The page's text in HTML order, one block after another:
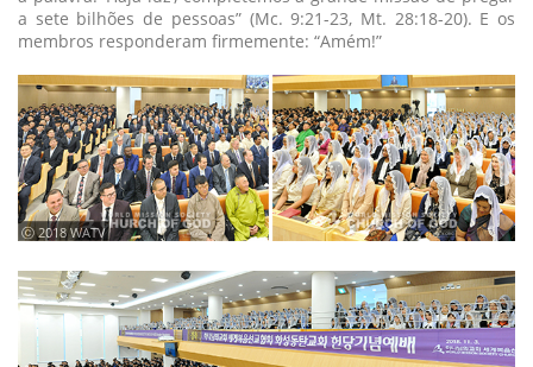
a sete bilhões de pessoas” (Mc. 9:21-23, Mt. 28:18-20). E os
membros responderam firmemente: “Amém!”
ⓒ 2018 WATV